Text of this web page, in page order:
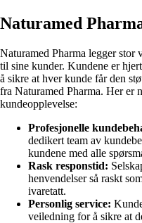
Naturamed
Naturamed Pharma legger stor
til sine kunder. Kundene er
å sikre at hver kunde får den
fra Naturamed Pharma. Her er
kundeopplevelse:
Profesjonelle
dedikert team av
kundene med alle
Rask responstid:
henvendelser så raskt
ivaretatt.
Personlig service:
veiledning for å sikre at